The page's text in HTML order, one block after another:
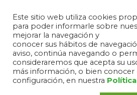
Comarca El
Comarca El
la Provincia de
Este sitio web utiliza cookies
para poder informarle sobre
mejorar la navegación y
conocer sus hábitos de
aviso, continúa navegando o
consideraremos que acepta su
más información, o bien
configuración, en nuestra